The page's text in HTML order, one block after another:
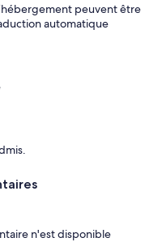
peuvent être
automatique
n'est disponible